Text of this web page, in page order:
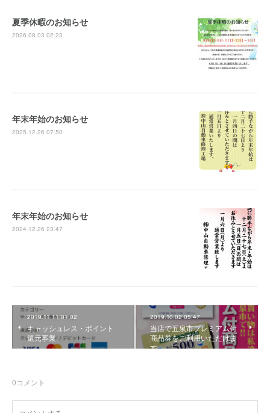
夏季休暇のお知らせ
2026.08.03 02:23
年末年始のお知らせ
2025.12.26 07:50
年末年始のお知らせ
2024.12.26 23:47
2019.11.11 01:02
キャッシュレス・ポイント
還元事業
2019.10.02 05:47
当店で五泉市プレミアム付
商品券をご利用いただけま
す。
0コメント